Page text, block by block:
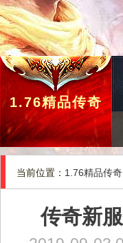
1.76精品传奇
当前位置： 1.76精品传奇
传奇新